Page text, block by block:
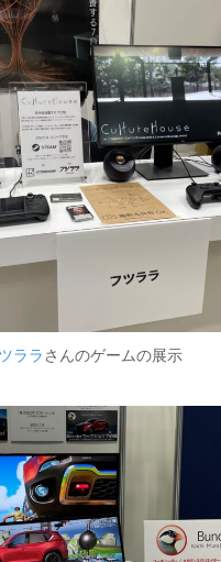
ララ さんのゲームの展示